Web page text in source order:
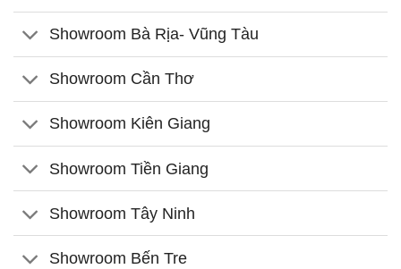
Showroom Bà Rịa- Vũng Tàu
Showroom Cần Thơ
Showroom Kiên Giang
Showroom Tiền Giang
Showroom Tây Ninh
Showroom Bến Tre